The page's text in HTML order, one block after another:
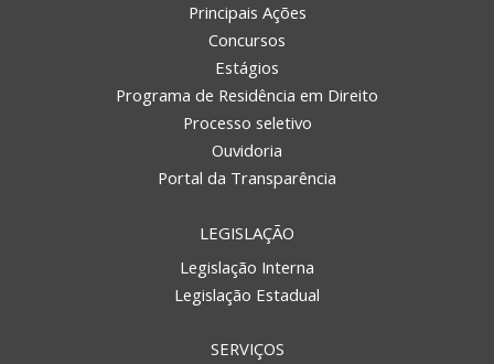
Principais Ações
Concursos
Estágios
Programa de Residência em Direito
Processo seletivo
Ouvidoria
Portal da Transparência
LEGISLAÇÃO
Legislação Interna
Legislação Estadual
SERVIÇOS